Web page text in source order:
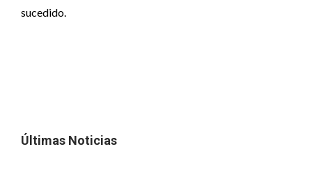
sucedido.
Últimas Noticias